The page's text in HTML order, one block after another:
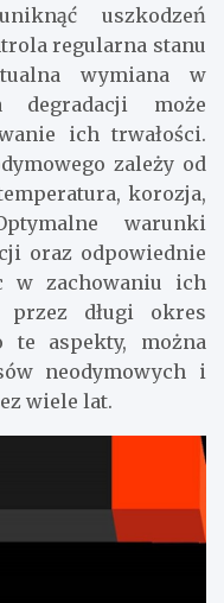
uszkodzeń
regularna stanu
wymiana w
degradacji może
ich trwałości.
zależy od
korozja,
warunki
oraz odpowiednie
w zachowaniu ich
przez długi okres
te aspekty, można
neodymowych i
wiele lat.